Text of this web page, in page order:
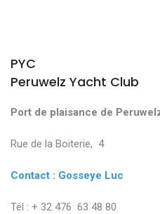
PYC
Peruwelz Yacht Club
Port de plaisance de
Rue de la Boiterie,
Contact : Gosseye Luc
Tél : + 32 476 63 48 80